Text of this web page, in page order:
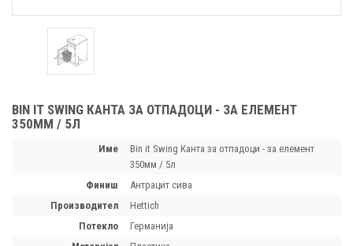
BIN IT SWING КАНТА ЗА ОТПАДОЦИ - ЗА ЕЛЕМЕНТ
350ММ / 5Л
Име
Bin it Swing Канта за отпадоци - за елемент
350мм / 5л
финиш
Антрацит сива
производител
Hettich
потекло
Германија